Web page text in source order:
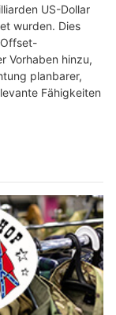
US-Dollar
wurden. Dies
Vorhaben hinzu,
planbarer,
Fähigkeiten